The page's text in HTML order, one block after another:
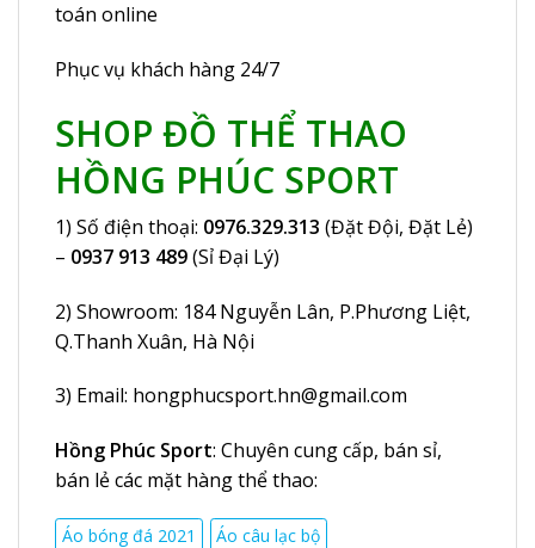
toán online
Phục vụ khách hàng 24/7
SHOP ĐỒ THỂ THAO
HỒNG PHÚC SPORT
1) Số điện thoại: 0976.329.313 (Đặt Đội, Đặt Lẻ)
– 0937 913 489(Sỉ Đại Lý)
2) Showroom: 184 Nguyễn Lân, P.Phương Liệt,
Q.Thanh Xuân, Hà Nội
3) Email: hongphucsport.hn@gmail.com
Hồng Phúc Sport: Chuyên cung cấp, bán sỉ,
bán lẻ các mặt hàng thể thao:
Áo bóng đá 2021 Áo câu lạc bộ